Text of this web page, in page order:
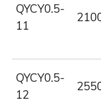
QYCY0.5-
11
QYCY0.5-
12